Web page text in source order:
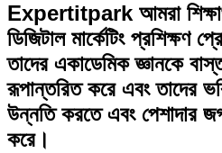
Expertitpark আমরা
ডিজিটাল মার্কেটিং প্রশিক্ষণ
তাদের একাডেমিক জ্ঞানকে
রূপান্তরিত করে এবং তাদের
উন্নতি করতে এবং পেশাদার
করে।